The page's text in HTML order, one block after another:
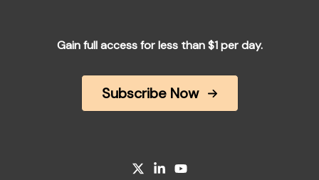
Gain full access for less than $1 per day.
Subscribe Now